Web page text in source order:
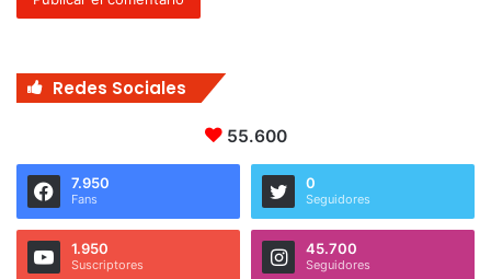
Redes Sociales
55.600
7.950
Fans
0
Seguidores
1.950
Suscriptores
45.700
Seguidores